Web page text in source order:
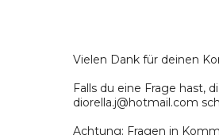
Vielen Dank für deinen
Falls du eine Frage hast,
diorella.j@hotmail.com
Achtung: Fragen in